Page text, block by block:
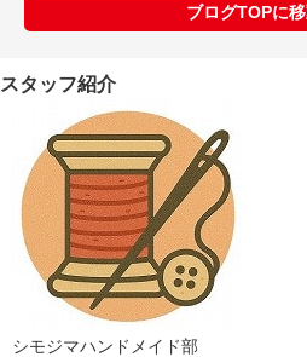
ブログTOPに
スタッフ紹介
シモジマハンドメイド部